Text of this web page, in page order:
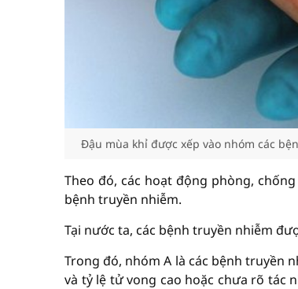
Đậu mùa khỉ được xếp vào nhóm các
Theo đó, các hoạt động phòng,
bệnh truyền nhiễm.
Tại nước ta, các bệnh truyền nhiễm
Trong đó, nhóm A là các bệnh truyền
và tỷ lệ tử vong cao hoặc chưa rõ tác